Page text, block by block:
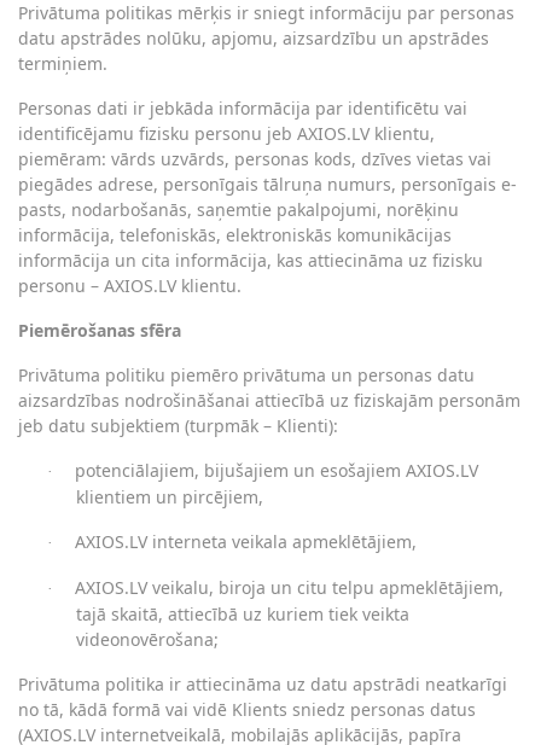
Privātuma politikas mērķis ir sniegt informāciju par personas
datu apstrādes nolūku, apjomu, aizsardzību un apstrādes
termiņiem.
Personas dati ir jebkāda informācija par identificētu vai
identificējamu fizisku personu jeb AXIOS.LV klientu,
piemēram: vārds uzvārds, personas kods, dzīves vietas vai
piegādes adrese, personīgais tālruņa numurs, personīgais e-
pasts, nodarbošanās, saņemtie pakalpojumi, norēķinu
informācija, telefoniskās, elektroniskās komunikācijas
informācija un cita informācija, kas attiecināma uz fizisku
personu – AXIOS.LV klientu.
Piemērošanas sfēra
Privātuma politiku piemēro privātuma un personas datu
aizsardzības nodrošināšanai attiecībā uz fiziskajām personām
jeb datu subjektiem (turpmāk – Klienti):
·
potenciālajiem, bijušajiem un esošajiem AXIOS.LV
klientiem un pircējiem,
· AXIOS.LV interneta veikala apmeklētājiem,
·
AXIOS.LV veikalu, biroja un citu telpu apmeklētājiem,
tajā skaitā, attiecībā uz kuriem tiek veikta
videonovērošana;
Privātuma politika ir attiecināma uz datu apstrādi neatkarīgi
no tā, kādā formā vai vidē Klients sniedz personas datus
(AXIOS.LV internetveikalā, mobilajās aplikācijās, papīra